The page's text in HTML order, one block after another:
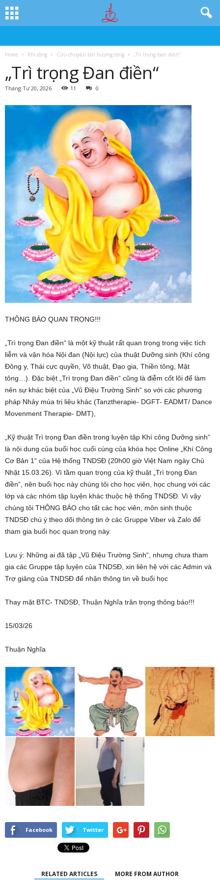
Home Khí công Cửu chuyển tán hương công „Trì trọng Đan điền“
„Trì trọng Đan điền“
Tháng Tư 20, 2026 11 0
THÔNG BÁO QUAN TRỌNG!!!
„Trì trọng Đan điền“ là một kỹ thuật rất quan trọng trong việc tích
liễm và vận hóa Nội đan (Nội lực) của thuật Dưỡng sinh (Khí công
Đông y, Thái cực quyền, Võ thuật, Đạo gia, Thiền tông, Mật
tông…). Đặc biệt „Trì trọng Đan điền“ cũng là điễm cốt lõi để làm
nên sự khác biệt của „Vũ Điệu Trường Sinh“ so với các phương
pháp Nhảy múa trị liệu khác (Tanztherapie- DGFT- EADMT/ Dance
Movenment Therapie- DMT),
„Kỹ thuật Trì trọng Đan điền trong luyện tập Khí công Dưỡng sinh“
là nội dung của buổi học cuối cùng của khóa học Online „Khí Công
Cơ Bản 1“ của Hệ thống TNDSĐ (20h00 giờ Việt Nam ngày Chủ
Nhật 15.03.26). Vì tầm quan trọng của kỹ thuật „Trì trọng Đan
điền“, nên buổi học này chúng tôi cho học viên, học chung với các
lớp và các nhóm tập luyện khác thuộc hệ thống TNDSĐ. Vì vậy
chúng tôi THÔNG BÁO cho tất các học viên, môn sinh thuộc
TNDSĐ chú ý theo dõi thông tin ở các Gruppe Viber và Zalo để
tham gia buổi học quan trọng này.
Lưu ý: Những ai đã tập „Vũ Điệu Trường Sinh“, nhưng chưa tham
gia các Gruppe tập luyện của TNDSĐ, xin liên hệ với các Admin và
Trợ giảng của TNDSĐ để nhận thông tin về buổi học
Thay mặt BTC- TNDSĐ, Thuận Nghĩa trân trọng thông báo!!!
15/03/26
Thuận Nghĩa
Facebook Twitter
RELATED ARTICLES MORE FROM AUTHOR